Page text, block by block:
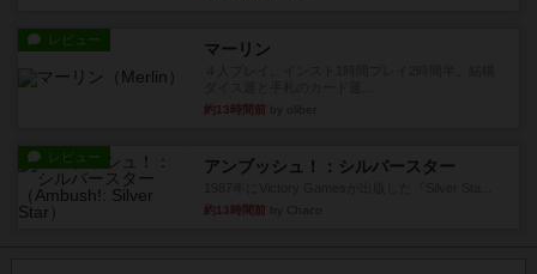
レビュー マーリン
約13時間前
レビュー アンブッシュ！：シルバースター
約13時間前